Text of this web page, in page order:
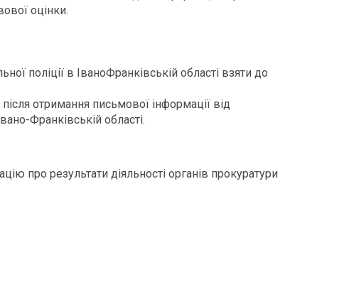
оцінки.
поліції в ІваноФранківській області взяти до
отримання письмової інформації від
Франківській області.
про результати діяльності органів прокуратури